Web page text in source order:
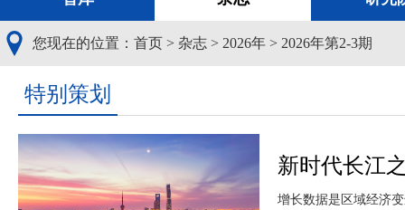
您现在的位置： 首页 > 杂志 > 2026年 > 2026年第2-3期
特别策划
新时代长江
增长数据是区域经济